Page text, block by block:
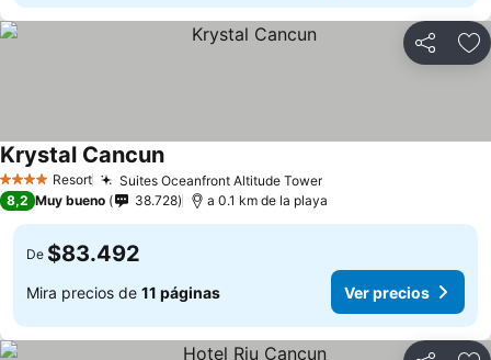
Compartir
4 EstrellasResort Suites Oceanfront Altitude TowerVer precios
Krystal CancunVer precios
8,2 Muy bueno 38.728 a 0.1 km de la playa
De $83.492
Mira precios de 11 páginas Ver precios